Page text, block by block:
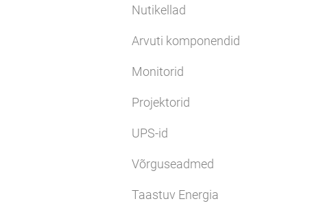
Nutikellad
Arvuti komponendid
Monitorid
Projektorid
UPS-id
Võrguseadmed
Taastuv Energia